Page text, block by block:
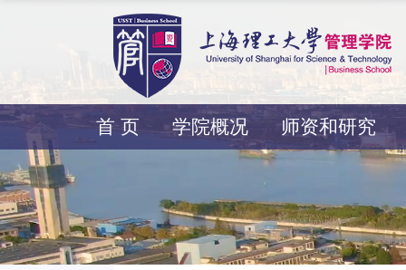
首 页 学院概况 师资和研究